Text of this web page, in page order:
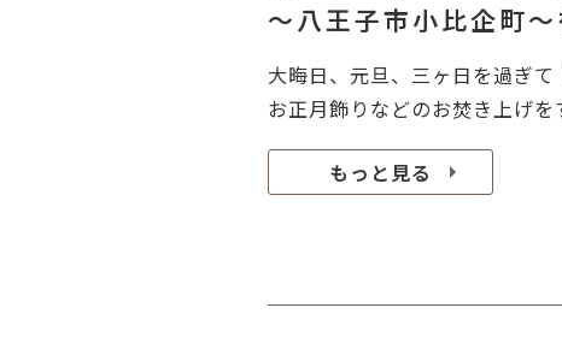
～八王子市小比企町～
大晦日、元旦、三ヶ日を過ぎ
お正月飾りなどのお焚き上げ
もっと見る